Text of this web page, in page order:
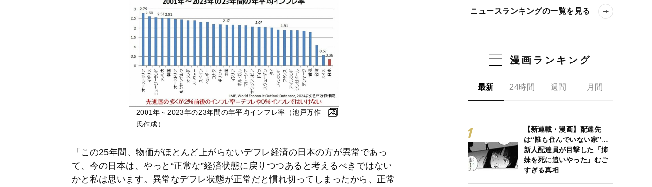
2001年～2023年の23年間の年平均インフレ率（池戸万作
氏作成）
「この25年間、物価がほとんど上がらないデフレ経済の日本の方が異常であっ
て、今の日本は、やっと“正常な”経済状態に戻りつつあると考えるべきではない
かと私は思います。異常なデフレ状態が正常だと慣れ切ってしまったから、正常
ニュースランキングの一覧を見る
漫画ランキング
最新 24時間 週間 月間
【新連載・漫画】配達先
は“誰も住んでいない家”…
新人配達員が目撃した「姉
妹を死に追いやった」むご
すぎる真相